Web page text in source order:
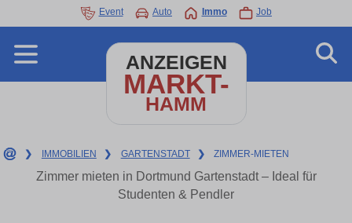
Event Auto Immo Job
ANZEIGEN
MARKT-
HAMM
❯ IMMOBILIEN ❯ GARTENSTADT ❯ ZIMMER-MIETEN
Zimmer mieten in Dortmund Gartenstadt – Ideal für
Studenten & Pendler